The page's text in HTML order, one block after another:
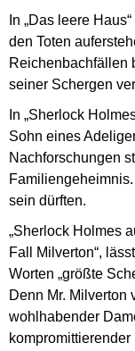
In „Das leere
den Toten
Reichenbachfällen
seiner Schergen
In „Sherlock
Sohn eines
Nachforschungen
sein dürften.
„Sherlock Holmes
Fall Milverton“,
Worten „größte
Denn Mr. Milverton
wohlhabender
kompromittierender